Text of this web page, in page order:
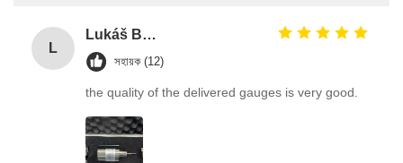
L
Lukáš Burda
সহায়ক (12)
the quality of the delivered gauges is very good.